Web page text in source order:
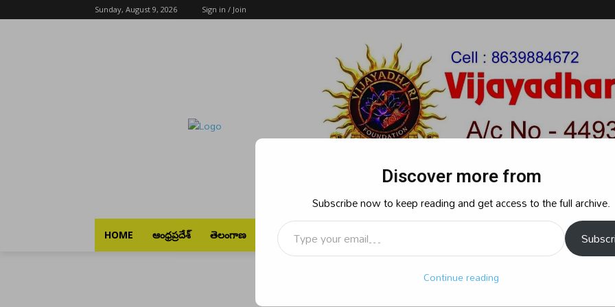
Sunday, August 9, 2026 Sign in / Join
HOME ఆంధ్రప్రదేశ్ తెలంగాణ భారత్ రాజకీయం క్రైమ్ బిజినెస్
Discover more from
Subscribe now to keep reading and get access to the full archive.
Type your email…
Continue reading